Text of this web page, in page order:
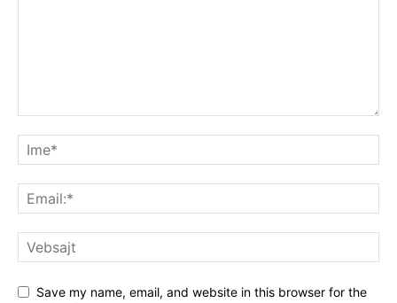
Save my name, email, and website in this browser for the